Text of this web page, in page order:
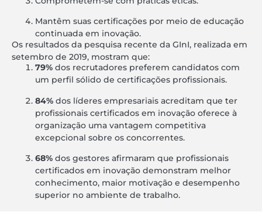
Mantêm suas certificações por meio de educação
continuada em inovação.
Os resultados da pesquisa recente da GInI, realizada em
setembro de 2019, mostram que:
79% dos recrutadores preferem candidatos com
um perfil sólido de certificações profissionais.
84% dos líderes empresariais acreditam que ter
profissionais certificados em inovação oferece à
organização uma vantagem competitiva
excepcional sobre os concorrentes.
68% dos gestores afirmaram que profissionais
certificados em inovação demonstram melhor
conhecimento, maior motivação e desempenho
superior no ambiente de trabalho.